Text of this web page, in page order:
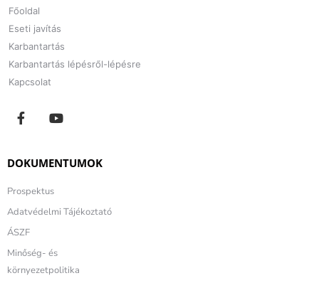
Főoldal
Eseti javítás
Karbantartás
Karbantartás lépésről-lépésre
Kapcsolat
DOKUMENTUMOK
Prospektus
Adatvédelmi Tájékoztató
ÁSZF
Minőség- és
környezetpolitika